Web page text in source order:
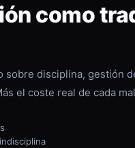
como
sobre disciplina, gestión
el coste real de cada